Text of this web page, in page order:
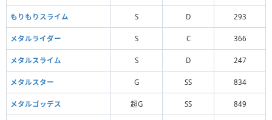
もりもりスライム S D 293
メタルライダー S C 366
メタルスライム S D 247
メタルスター G SS 834
メタルゴッデス 超G SS 849